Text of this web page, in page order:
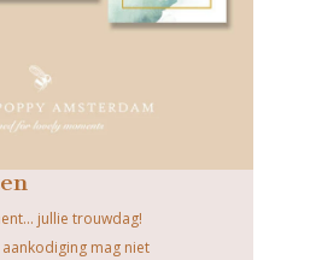
jullie trouwdag!
mag niet